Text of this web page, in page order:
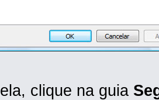
clique na guia